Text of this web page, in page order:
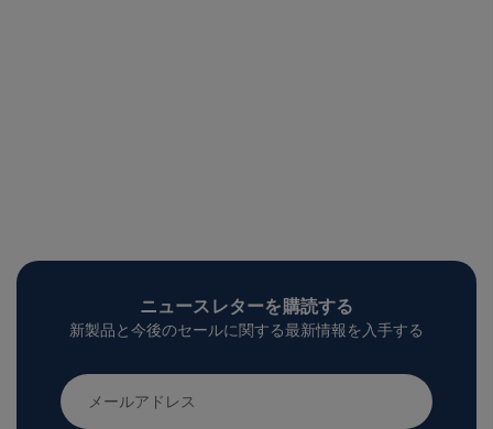
ニュースレターを購読する
新製品と今後のセールに関する最新情報を入手する
メ
ー